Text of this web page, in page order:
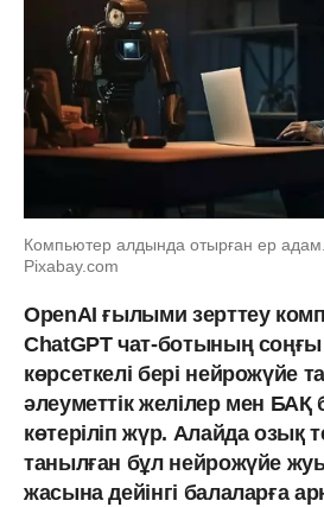
Компьютер алдында отырған ер адам.
Pixabay.com
OpenAI ғылыми зерттеу
ChatGPT чат-ботының
көрсеткелі бері нейрожүйе
әлеуметтік желілер мен БАҚ
көтеріліп жүр. Алайда озық
танылған бұл нейрожүйе
жасына дейінгі балаларға